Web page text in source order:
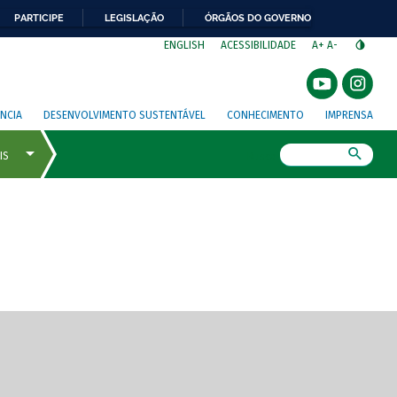
PARTICIPE LEGISLAÇÃO ÓRGÃOS DO GOVERNO
ENGLISH ACESSIBILIDADE A+ A-
DESENVOLVIMENTO SUSTENTÁVEL CONHECIMENTO IMPRENSA
de tela